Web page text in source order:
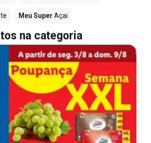
Meu Super Açai
na categoria